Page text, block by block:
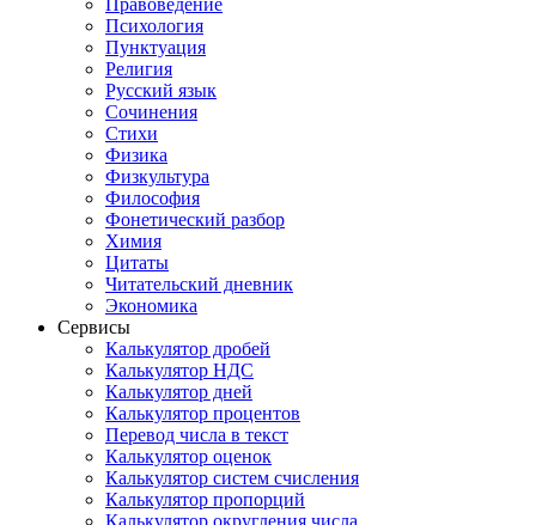
Правоведение
Психология
Пунктуация
Религия
Русский язык
Сочинения
Стихи
Физика
Физкультура
Философия
Фонетический разбор
Химия
Цитаты
Читательский дневник
Экономика
Сервисы
Калькулятор дробей
Калькулятор НДС
Калькулятор дней
Калькулятор процентов
Перевод числа в текст
Калькулятор оценок
Калькулятор систем счисления
Калькулятор пропорций
Калькулятор округления числа